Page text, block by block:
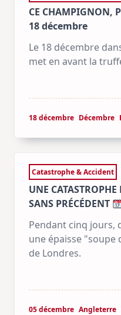
CE CHAMPIGNON,
18 décembre
Le 18 décembre
met en avant la
18 décembre Décembre
Catastrophe & Accident
UNE
SANS PRÉCÉDENT
Pendant cinq jours,
une épaisse "soupe
de Londres.
05 décembre Angleterre